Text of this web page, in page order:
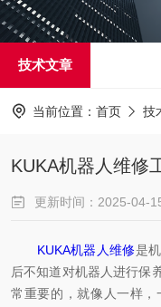
技术文章
当前位置： 首页 技
KUKA机器人维修
更新时间：2025-04-
KUKA机器人维修是
后不知道对机器人进行保
常重要的，就像人一样